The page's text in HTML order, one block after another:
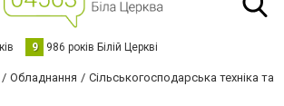
9 986 років Білій Церкві
Обладнання
Сільськогосподарська техніка та